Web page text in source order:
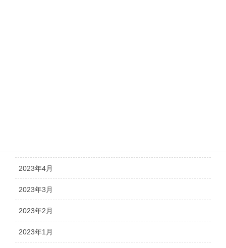
2023年4月
2023年3月
2023年2月
2023年1月